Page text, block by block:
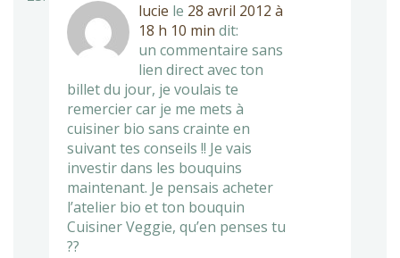
lucie le 28 avril 2012 à
18 h 10 min dit:
un commentaire sans
lien direct avec ton
billet du jour, je voulais te
remercier car je me mets à
cuisiner bio sans crainte en
suivant tes conseils !! Je vais
investir dans les bouquins
maintenant. Je pensais acheter
l’atelier bio et ton bouquin
Cuisiner Veggie, qu’en penses tu
??